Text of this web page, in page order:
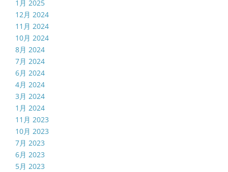
1月 2025
12月 2024
11月 2024
10月 2024
8月 2024
7月 2024
6月 2024
4月 2024
3月 2024
1月 2024
11月 2023
10月 2023
7月 2023
6月 2023
5月 2023